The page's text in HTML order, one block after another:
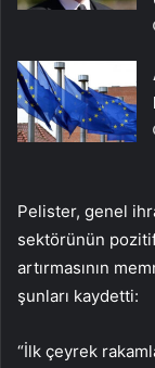
Pelister, genel
sektörünün
artırmasının
şunları kaydetti:
“İlk çeyrek